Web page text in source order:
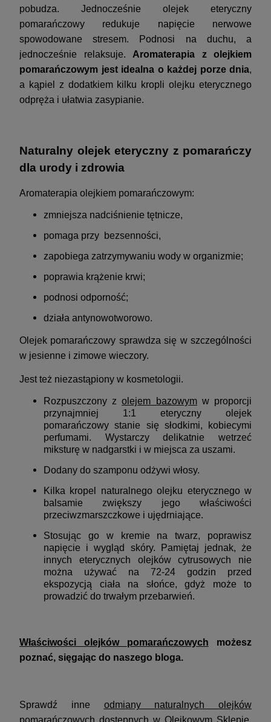
pobudza. Jednocześnie olejek eteryczny
pomarańczowy redukuje napięcie nerwowe
spowodowane stresem. Podnosi na duchu, a
jednocześnie relaksuje. Aromaterapia z olejkiem
pomarańczowym jest idealna o każdej porze dnia,
a kąpiel z dodatkiem kilku kropli olejku eterycznego
odpręża i ułatwia zasypianie.
Naturalny olejek eteryczny z pomarańczy
dla urody i zdrowia
Aromaterapia olejkiem pomarańczowym:
zmniejsza nadciśnienie tętnicze,
pomaga przy bezsenności,
zapobiega zatrzymywaniu wody w organizmie;
poprawia krążenie krwi;
podnosi odporność;
działa antynowotworowo.
Olejek pomarańczowy sprawdza się w szczególności
w jesienne i zimowe wieczory.
Jest też niezastąpiony w kosmetologii.
Rozpuszczony zolejem bazowymw proporcji
przynajmniej 1:1 eteryczny olejek
pomarańczowy stanie się słodkimi, kobiecymi
perfumami. Wystarczy delikatnie wetrzeć
miksturę w nadgarstki i w miejsca za uszami.
Dodany do szamponu odżywi włosy.
Kilka kropel naturalnego olejku eterycznego w
balsamie zwiększy jego właściwości
przeciwzmarszczkowe i ujędrniające.
Stosując go w kremie na twarz, poprawisz
napięcie i wygląd skóry. Pamiętaj jednak, że
innych eterycznych olejków cytrusowych nie
można używać na 72-24 godzin przed
ekspozycją ciała na słońce, gdyż może to
prowadzić do trwałym przebarwień.
Właściwości olejków pomarańczowych możesz
poznać, sięgając do naszego bloga.
Sprawdź inne odmiany naturalnych olejków